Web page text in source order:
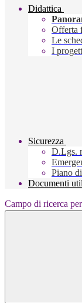
Didattica
Offerta
Le
I
Sicurezza
D.Lgs.
Piano
Documenti
Campo di ricerca